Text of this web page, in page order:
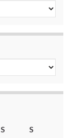
S
S